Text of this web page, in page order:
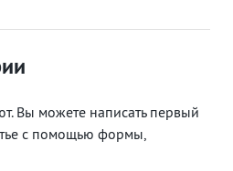
Вы можете написать первый
с помощью формы,